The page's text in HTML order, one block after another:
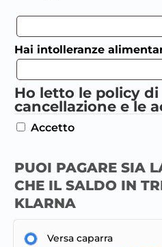
Hai intolleranze
Ho letto le policy di
cancellazione e le
Accetto
PUOI PAGARE SIA
CHE IL SALDO IN
KLARNA
Versa caparra